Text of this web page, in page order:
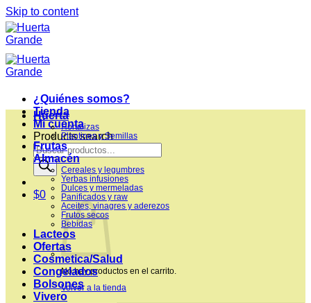
Skip to content
¿Quiénes somos?
Tienda
Mi cuenta
Products search
$0
No hay productos en el carrito.
Volver a la tienda
Huerta
Hortalizas
Plantines y Semillas
Frutas
Almacén
Cereales y legumbres
Yerbas infusiones
Dulces y mermeladas
Panificados y raw
Aceites, vinagres y aderezos
Frutos secos
Bebidas
Lacteos
Ofertas
Cosmetica/Salud
Congelados
Bolsones
Vivero